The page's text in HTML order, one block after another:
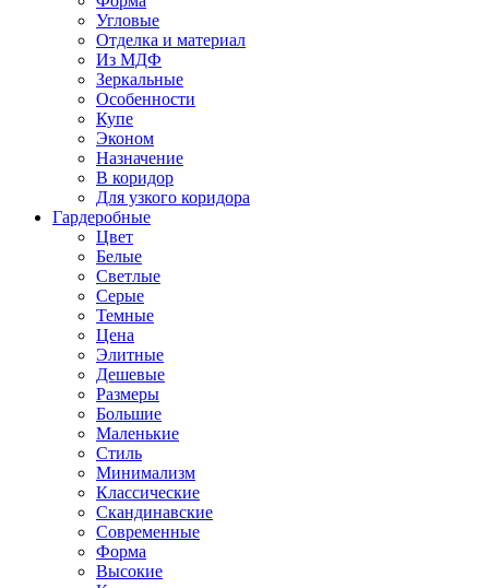
Угловые
Отделка и материал
Из МДФ
Зеркальные
Особенности
Купе
Эконом
Назначение
В коридор
Для узкого коридора
Гардеробные
Цвет
Белые
Светлые
Серые
Темные
Цена
Элитные
Дешевые
Размеры
Большие
Маленькие
Стиль
Минимализм
Классические
Скандинавские
Современные
Форма
Высокие